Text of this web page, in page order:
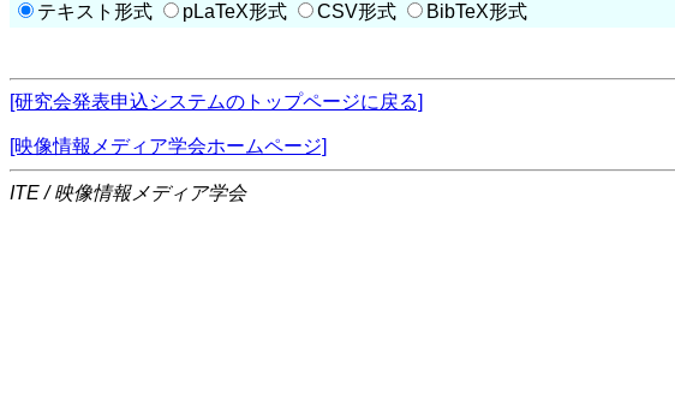
テキスト形式
pLaTeX形式 CSV形式 BibTeX形式
[研究会発表申込システムのトップページに戻る]
[映像情報メディア学会ホームページ]
ITE / 映像情報メディア学会